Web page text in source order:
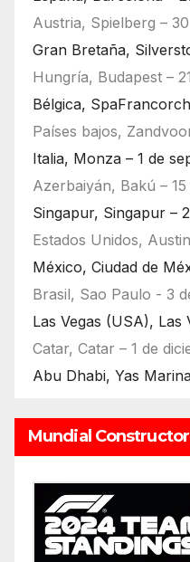
Austria, Spielberg –
Gran Bretaña,
Hungría, Budapest –
Bélgica,
Países bajos,
Italia, Monza – 1 de
Azerbaiyán, Bakú –
Singapur, Singapur –
Estados Unidos,
México, Ciudad de
Brasil, Sao Paulo - 3
Las Vegas (USA), Las
Catar, Catar – 1 de
Abu Dhabi, Yas
Mundial